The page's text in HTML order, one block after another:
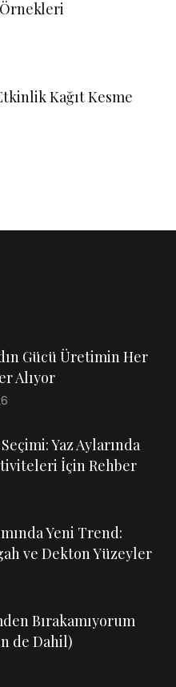
Örnekleri
Kağıt Kesme
Gücü Üretimin Her
Alıyor
Yaz Aylarında
İçin Rehber
Yeni Trend:
ve Dekton Yüzeyler
Bırakamıyorum
de Dahil)